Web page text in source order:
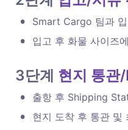
• Smart Cargo 팀과
• 입고 후 화물 사이즈
3단계 현지 통
• 출항 후 Shipping
• 현지 도착 후 통관 및